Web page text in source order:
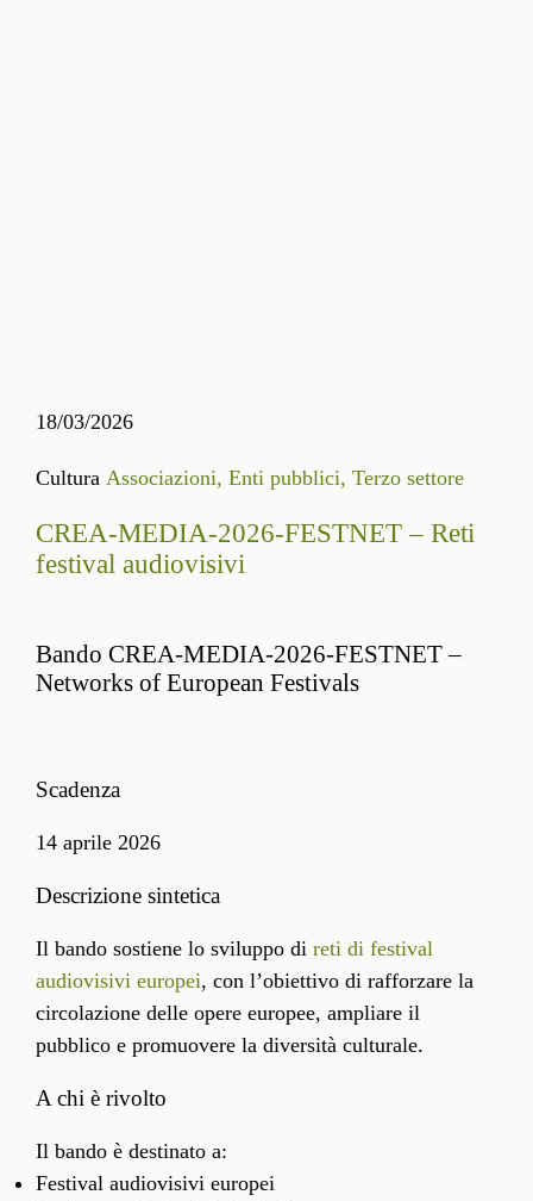
18/03/2026
Cultura Associazioni, Enti pubblici, Terzo settore
CREA-MEDIA-2026-FESTNET – Reti
festival audiovisivi
Bando CREA-MEDIA-2026-FESTNET –
Networks of European Festivals
Scadenza
14 aprile 2026
Descrizione sintetica
Il bando sostiene lo sviluppo di reti di festival
audiovisivi europei, con l’obiettivo di rafforzare la
circolazione delle opere europee, ampliare il
pubblico e promuovere la diversità culturale.
A chi è rivolto
Il bando è destinato a:
Festival audiovisivi europei